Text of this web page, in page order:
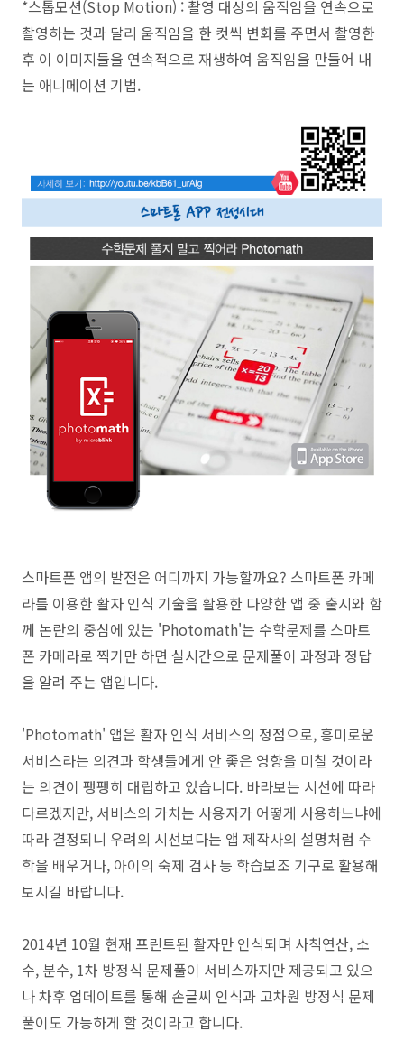
*스톱모션(Stop Motion) : 촬영 대상의 움직임을 연속으로
촬영하는 것과 달리 움직임을 한 컷씩 변화를 주면서 촬영한
후 이 이미지들을 연속적으로 재생하여 움직임을 만들어 내
는 애니메이션 기법.
스마트폰 앱의 발전은 어디까지 가능할까요? 스마트폰 카메
라를 이용한 활자 인식 기술을 활용한 다양한 앱 중 출시와 함
께 논란의 중심에 있는 'Photomath'는 수학문제를 스마트
폰 카메라로 찍기만 하면 실시간으로 문제풀이 과정과 정답
을 알려 주는 앱입니다.
'Photomath' 앱은 활자 인식 서비스의 정점으로, 흥미로운
서비스라는 의견과 학생들에게 안 좋은 영향을 미칠 것이라
는 의견이 팽팽히 대립하고 있습니다. 바라보는 시선에 따라
다르겠지만, 서비스의 가치는 사용자가 어떻게 사용하느냐에
따라 결정되니 우려의 시선보다는 앱 제작사의 설명처럼 수
학을 배우거나, 아이의 숙제 검사 등 학습보조 기구로 활용해
보시길 바랍니다.
2014년 10월 현재 프린트된 활자만 인식되며 사칙연산, 소
수, 분수, 1차 방정식 문제풀이 서비스까지만 제공되고 있으
나 차후 업데이트를 통해 손글씨 인식과 고차원 방정식 문제
풀이도 가능하게 할 것이라고 합니다.